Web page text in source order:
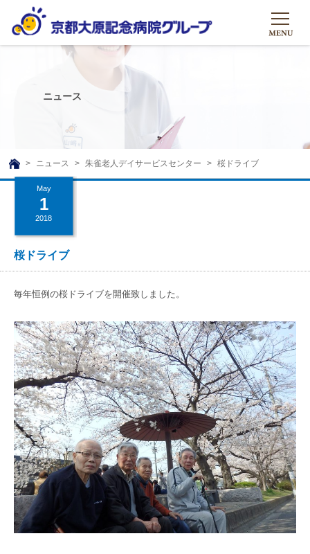
グループについて
グループについて
理事長挨拶
沿革ストーリー
基本的マインド
社会貢献活動
グループの取り組み
リハビリテーション
訪問サービス
通所サービス
高齢者住宅施設
高齢者共生型まちづくり事業
食へのこだわり
大原のこと
メディア
ニュース
広報誌
SNS運用ポリシー
自宅で使える動画集
お問い合わせ一覧
友達追加
京都大原記念病院
京都近衛リハ病院
八瀬大原Ⅰ番館
リクルート
ニュース
TOP
ニュース 朱雀老人デイサービスセンター 桜ドライブ
May
1
2018
桜ドライブ
毎年恒例の桜ドライブを開催致しました。